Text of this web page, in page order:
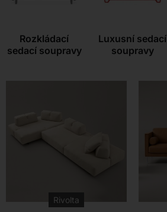
Rozkládací
sedací soupravy
Luxusní sedací
soupravy
Rivolta